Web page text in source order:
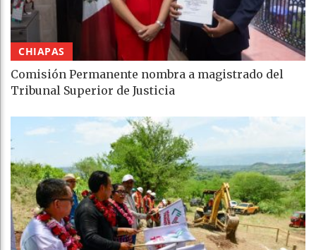
CHIAPAS
Comisión Permanente nombra a magistrado del
Tribunal Superior de Justicia